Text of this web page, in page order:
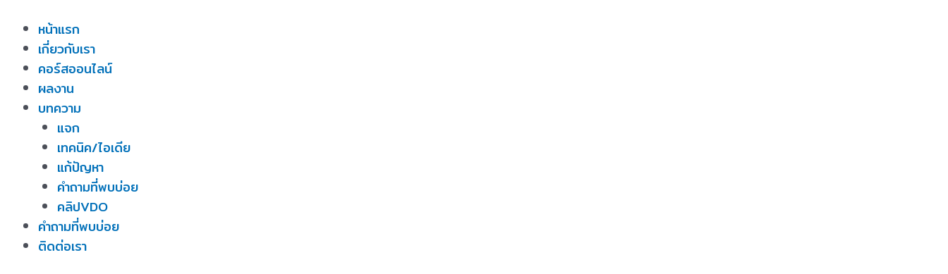
content
หน้าแรก
เกี่ยวกับเรา
คอร์สออนไลน์
ผลงาน
บทความ
แจก
เทคนิค/ไอเดีย
แก้ปัญหา
คำถามที่พบบ่อย
คลิปVDO
คำถามที่พบบ่อย
ติดต่อเรา